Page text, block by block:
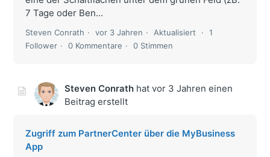
7 Tage oder Ben...
Steven Conrath vor 3 Jahren Aktualisiert
1
Follower
0 Kommentare 0 Stimmen
Steven Conrath hatvor 3 Jahren einen
Beitrag erstellt
Zugriff zum PartnerCenter über die MyBusiness
App